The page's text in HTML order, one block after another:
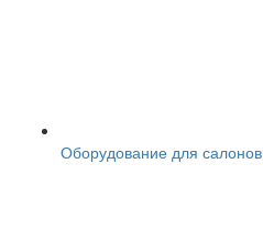
Оборудование для салонов